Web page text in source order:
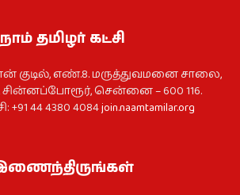
நாம் தமிழர் கட்சி
குடில், எண்.8. மருத்துவமனை சாலை,
சின்னப்போரூர், சென்னை – 600 116.
44 4380 4084join.naamtamilar.org